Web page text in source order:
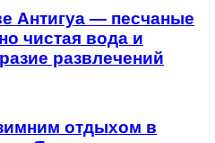
Антигуа — песчаные
чистая вода и
развлечений
отдыхом в